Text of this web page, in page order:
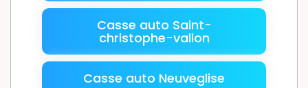
Casse auto Saint-
christophe-vallon
Casse auto Neuveglise